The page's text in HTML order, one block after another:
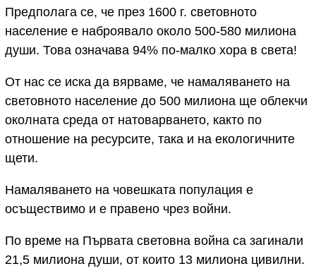
Предполага се, че през 1600 г. световното
население е наброявало около 500-580 милиона
души. Това означава 94% по-малко хора в света!
От нас се иска да вярваме, че намаляването на
световното население до 500 милиона ще облекчи
околната среда от натоварването, както по
отношение на ресурсите, така и на екологичните
щети.
Намаляването на човешката популация е
осъществимо и е правено чрез войни.
По време на Първата световна война са загинали
21,5 милиона души, от които 13 милиона цивилни.